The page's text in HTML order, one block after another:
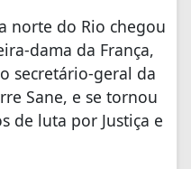
norte do Rio chegou
dama da França,
secretário-geral da
Sane, e se tornou
de luta por Justiça e